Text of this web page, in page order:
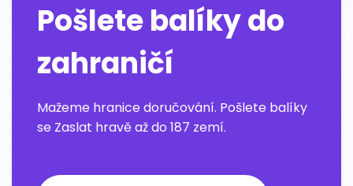
Pošlete balíky do
zahraničí
Mažeme hranice doručování. Pošlete balíky
se Zaslat hravě až do 187 zemí.